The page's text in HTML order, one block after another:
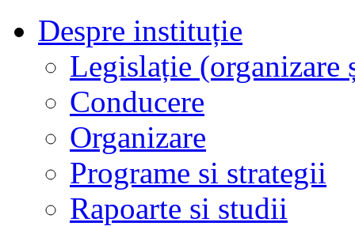
Despre instituție
Legislație
Conducere
Organizare
Programe si strategii
Rapoarte si studii